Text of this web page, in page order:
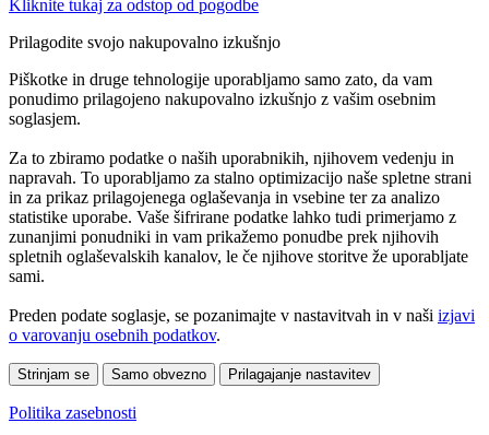
Kliknite tukaj za odstop od pogodbe
Prilagodite svojo nakupovalno izkušnjo
Piškotke in druge tehnologije uporabljamo samo zato, da vam
ponudimo prilagojeno nakupovalno izkušnjo z vašim osebnim
soglasjem.
Za to zbiramo podatke o naših uporabnikih, njihovem vedenju in
napravah. To uporabljamo za stalno optimizacijo naše spletne strani
in za prikaz prilagojenega oglaševanja in vsebine ter za analizo
statistike uporabe. Vaše šifrirane podatke lahko tudi primerjamo z
zunanjimi ponudniki in vam prikažemo ponudbe prek njihovih
spletnih oglaševalskih kanalov, le če njihove storitve že uporabljate
sami.
Preden podate soglasje, se pozanimajte v nastavitvah in v naši izjavi
o varovanju osebnih podatkov.
Strinjam se Samo obvezno Prilagajanje nastavitev
Politika zasebnosti